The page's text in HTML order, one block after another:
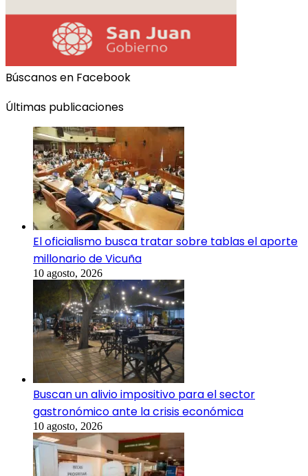
Búscanos en Facebook
Últimas publicaciones
El oficialismo busca tratar sobre tablas el aporte
millonario de Vicuña
10 agosto, 2026
Buscan un alivio impositivo para el sector
gastronómico ante la crisis económica
10 agosto, 2026